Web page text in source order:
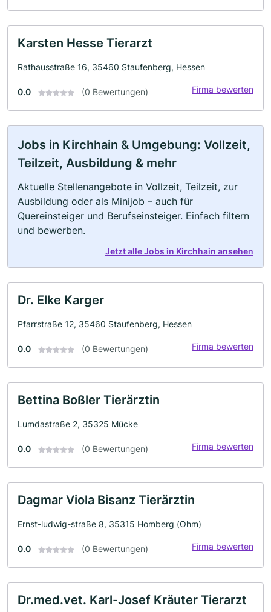
Karsten Hesse Tierarzt
Rathausstraße 16, 35460 Staufenberg, Hessen
0.0 (0 Bewertungen) Firma bewerten
Jobs in Kirchhain & Umgebung: Vollzeit,
Teilzeit, Ausbildung & mehr
Aktuelle Stellenangebote in Vollzeit, Teilzeit, zur
Ausbildung oder als Minijob – auch für
Quereinsteiger und Berufseinsteiger. Einfach filtern
und bewerben.
Jetzt alle Jobs in Kirchhain ansehen
Dr. Elke Karger
Pfarrstraße 12, 35460 Staufenberg, Hessen
0.0 (0 Bewertungen) Firma bewerten
Bettina Boßler Tierärztin
Lumdastraße 2, 35325 Mücke
0.0 (0 Bewertungen) Firma bewerten
Dagmar Viola Bisanz Tierärztin
Ernst-ludwig-straße 8, 35315 Homberg (Ohm)
0.0 (0 Bewertungen) Firma bewerten
Dr.med.vet. Karl-Josef Kräuter Tierarzt